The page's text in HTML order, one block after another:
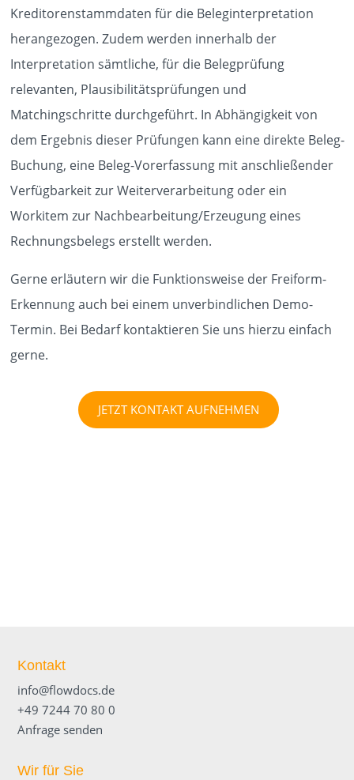
Kreditorenstammdaten für die Beleginterpretation
herangezogen. Zudem werden innerhalb der
Interpretation sämtliche, für die Belegprüfung
relevanten, Plausibilitätsprüfungen und
Matchingschritte durchgeführt. In Abhängigkeit von
dem Ergebnis dieser Prüfungen kann eine direkte Beleg-
Buchung, eine Beleg-Vorerfassung mit anschließender
Verfügbarkeit zur Weiterverarbeitung oder ein
Workitem zur Nachbearbeitung/Erzeugung eines
Rechnungsbelegs erstellt werden.
Gerne erläutern wir die Funktionsweise der Freiform-
Erkennung auch bei einem unverbindlichen Demo-
Termin. Bei Bedarf kontaktieren Sie uns hierzu einfach
gerne.
JETZT KONTAKT AUFNEHMEN
Kontakt
info@flowdocs.de
+49 7244 70 80 0
Anfrage senden
Wir für Sie